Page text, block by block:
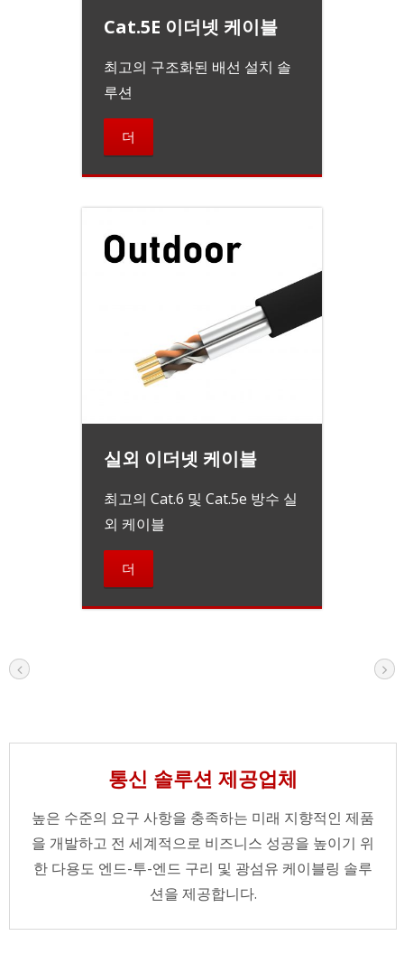
Cat.5E 이더넷 케이블
최고의 구조화된 배선 설치 솔
루션
더
실외 이더넷 케이블
최고의 Cat.6 및 Cat.5e 방수 실
외 케이블
더
통신 솔루션 제공업체
높은 수준의 요구 사항을 충족하는 미래 지향적인 제품
을 개발하고 전 세계적으로 비즈니스 성공을 높이기 위
한 다용도 엔드-투-엔드 구리 및 광섬유 케이블링 솔루
션을 제공합니다.